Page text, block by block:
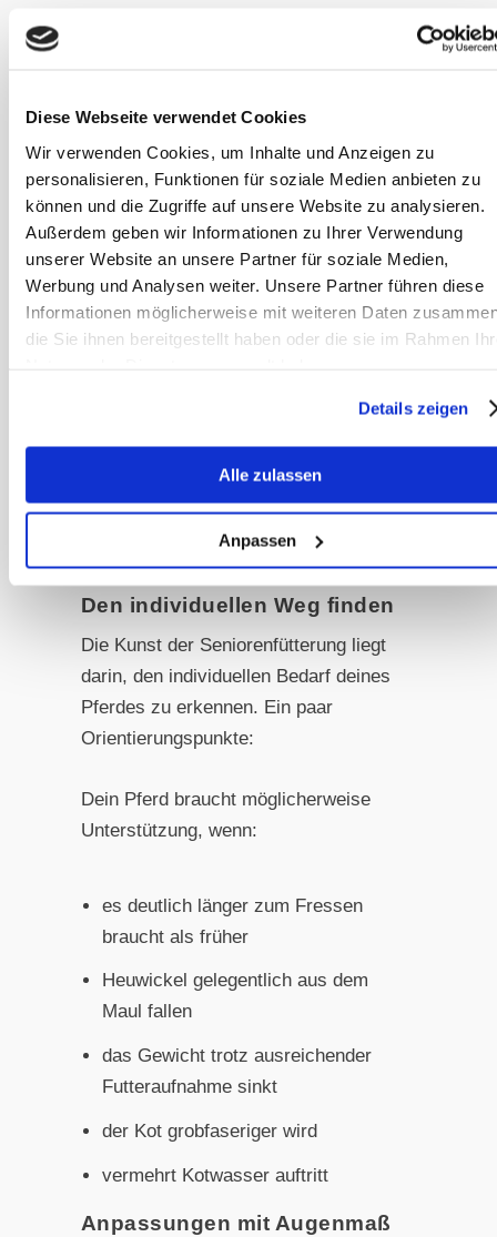
Diese Webseite verwendet Cookies
Wir verwenden Cookies, um Inhalte und Anzeigen zu
personalisieren, Funktionen für soziale Medien anbieten zu
können und die Zugriffe auf unsere Website zu analysieren.
Außerdem geben wir Informationen zu Ihrer Verwendung
unserer Website an unsere Partner für soziale Medien,
Werbung und Analysen weiter. Unsere Partner führen diese
Informationen möglicherweise mit weiteren Daten
die Sie ihnen bereitgestellt haben oder die sie im Rahmen
Details zeigen
Alle zulassen
Anpassen
Darmtätigkeit. Löwenzahn und
Artischocke unterstützen die Leber.
Solche Kräuter kannst du entweder
selbst sammeln oder als fertige
Mischungen kaufen. Achte hierbei
darauf, dass die Kräuter einen hohen
Wirkstoffgehalt haben, also nach
Möglichkeit in Deutscher Arzneibuch
immer dein Misstrauen wecken, denn
hochwertige, wirkstoffreiche Kräuter
haben durchaus ihren Preis. Dafür
helfen sie dann aber auch deinem
Den individuellen Weg finden
Die Kunst der Seniorenfütterung liegt
darin, den individuellen Bedarf deines
Pferdes zu erkennen. Ein paar
Orientierungspunkte:
Dein Pferd braucht möglicherweise
Unterstützung, wenn:
es deutlich länger zum Fressen
braucht als früher
Heuwickel gelegentlich aus dem
Maul fallen
das Gewicht trotz ausreichender
Futteraufnahme sinkt
der Kot grobfaseriger wird
vermehrt Kotwasser auftritt
Anpassungen mit Augenmaß